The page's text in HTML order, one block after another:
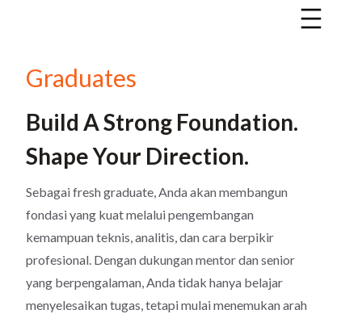
Graduates
Build A Strong Foundation.
Shape Your Direction.
Sebagai fresh graduate, Anda akan membangun
fondasi yang kuat melalui pengembangan
kemampuan teknis, analitis, dan cara berpikir
profesional. Dengan dukungan mentor dan senior
yang berpengalaman, Anda tidak hanya belajar
menyelesaikan tugas, tetapi mulai menemukan arah